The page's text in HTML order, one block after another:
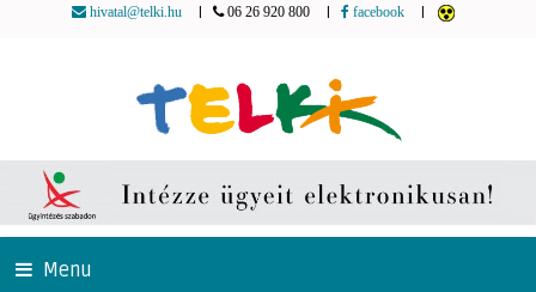
hivatal@telki.hu 06 26 920 800 facebook
Menu